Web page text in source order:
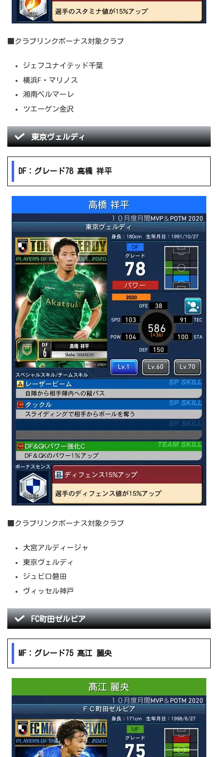
■クラブリンクボーナス対象クラブ
ジェフユナイテッド千葉
横浜F・マリノス
湘南ベルマーレ
ツエーゲン金沢
東京ヴェルディ
DF：グレード78 高橋 祥平
■クラブリンクボーナス対象クラブ
大宮アルディージャ
東京ヴェルディ
ジュビロ磐田
ヴィッセル神戸
FC町田ゼルビア
MF：グレード75 髙江 麗央